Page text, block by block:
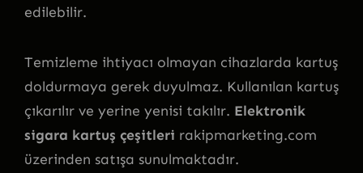
edilebilir.
Temizleme ihtiyacı olmayan cihazlarda kartuş
doldurmaya gerek duyulmaz. Kullanılan kartuş
çıkarılır ve yerine yenisi takılır. Elektronik
sigara kartuş çeşitleri rakipmarketing.com
üzerinden satışa sunulmaktadır.